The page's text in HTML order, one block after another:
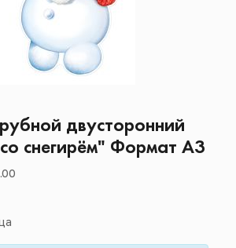
двусторонний
снегирём" Формат А3